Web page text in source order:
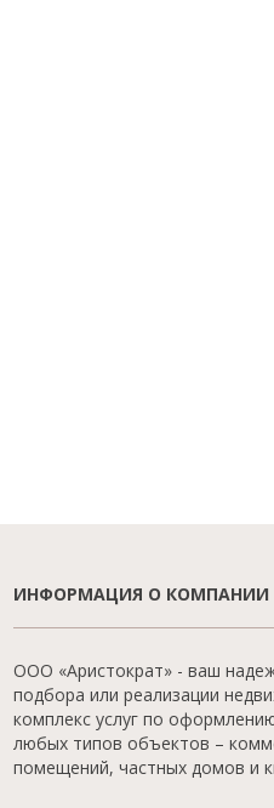
ИНФОРМАЦИЯ О КОМПАНИИ
ООО «Аристократ» - ваш
подбора или реализации
комплекс услуг по
любых типов объектов –
помещений, частных домов и